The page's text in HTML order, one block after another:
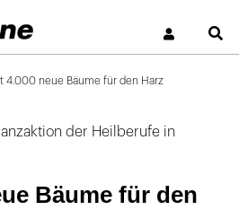
4.000 neue Bäume für den Harz
der Heilberufe in
Bäume für den